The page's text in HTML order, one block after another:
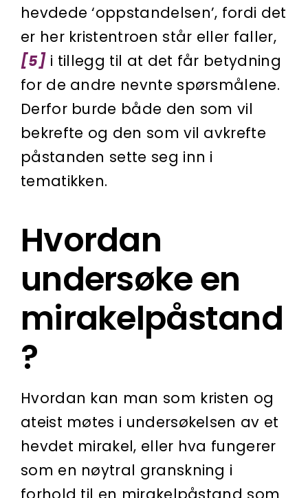
hevdede ‘oppstandelsen’, fordi det
er her kristentroen står eller faller,
[5] i tillegg til at det får betydning
for de andre nevnte spørsmålene.
Derfor burde både den som vil
bekrefte og den som vil avkrefte
påstanden sette seg inn i
tematikken.
Hvordan
undersøke en
mirakelpåstand
?
Hvordan kan man som kristen og
ateist møtes i undersøkelsen av et
hevdet mirakel, eller hva fungerer
som en nøytral granskning i